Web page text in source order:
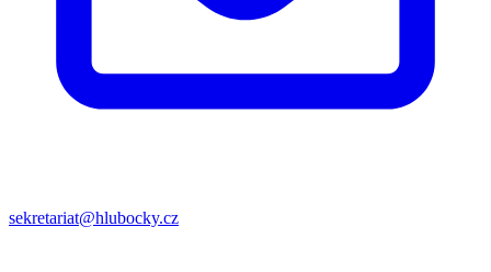
sekretariat@hlubocky.cz